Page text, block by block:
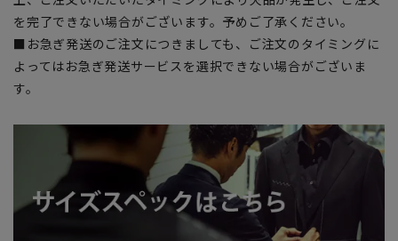
を完了できない場合がございます。予めご了承ください。
■お急ぎ発送のご注文につきましても、ご注文のタイミングに
よってはお急ぎ発送サービスを選択できない場合がございま
す。